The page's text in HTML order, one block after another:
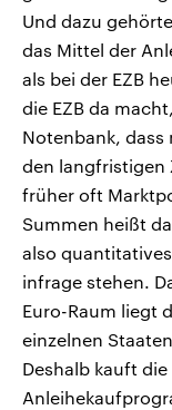
Und dazu
das Mittel der
als bei der EZB
die EZB da
Notenbank,
den langfristigen
früher oft
Summen heißt
also
infrage stehen.
Euro-Raum liegt
einzelnen
Deshalb kauft